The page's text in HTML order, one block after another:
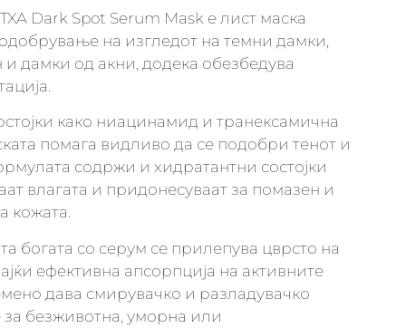
Dark Spot Serum Mask е лист маска
на изгледот на темни дамки,
дамки од акни, додека обезбедува
како ниацинамид и транексамична
помага видливо да се подобри тенот и
содржи и хидратантни состојки
влагата и придонесуваат за помазен и
кожата.
богата со серум се прилепува цврсто на
ефективна апсорпција на активните
дава смирувачко и разладувачко
за безживотна, уморна или